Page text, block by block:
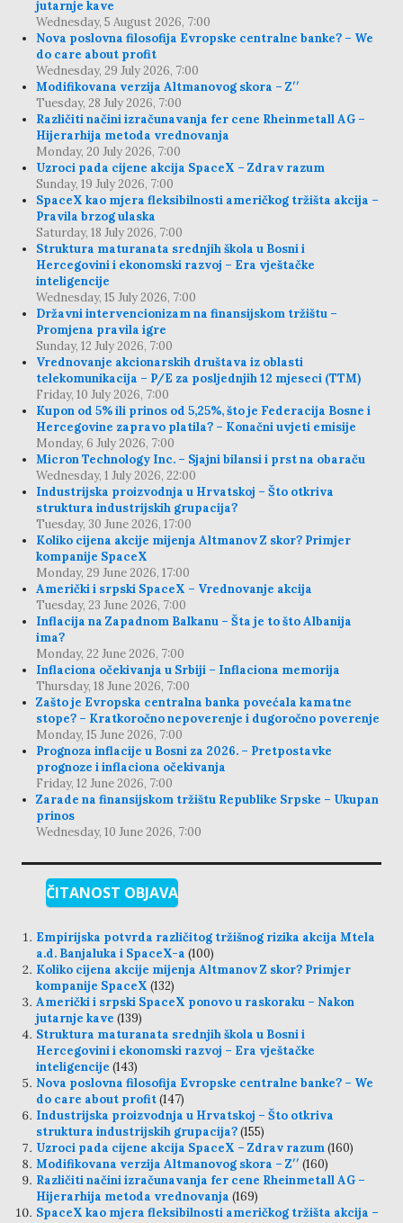
jutarnje kave
Wednesday, 5 August 2026, 7:00
Nova poslovna filosofija Evropske centralne banke? – We
do care about profit
Wednesday, 29 July 2026, 7:00
Modifikovana verzija Altmanovog skora – Z′′
Tuesday, 28 July 2026, 7:00
Različiti načini izračunavanja fer cene Rheinmetall AG –
Hijerarhija metoda vrednovanja
Monday, 20 July 2026, 7:00
Uzroci pada cijene akcija SpaceX – Zdrav razum
Sunday, 19 July 2026, 7:00
SpaceX kao mjera fleksibilnosti američkog tržišta akcija –
Pravila brzog ulaska
Saturday, 18 July 2026, 7:00
Struktura maturanata srednjih škola u Bosni i
Hercegovini i ekonomski razvoj – Era vještačke
inteligencije
Wednesday, 15 July 2026, 7:00
Državni intervencionizam na finansijskom tržištu –
Promjena pravila igre
Sunday, 12 July 2026, 7:00
Vrednovanje akcionarskih društava iz oblasti
telekomunikacija – P/E za posljednjih 12 mjeseci (TTM)
Friday, 10 July 2026, 7:00
Kupon od 5% ili prinos od 5,25%, što je Federacija Bosne i
Hercegovine zapravo platila? – Konačni uvjeti emisije
Monday, 6 July 2026, 7:00
Micron Technology Inc. – Sjajni bilansi i prst na obaraču
Wednesday, 1 July 2026, 22:00
Industrijska proizvodnja u Hrvatskoj – Što otkriva
struktura industrijskih grupacija?
Tuesday, 30 June 2026, 17:00
Koliko cijena akcije mijenja Altmanov Z skor? Primjer
kompanije SpaceX
Monday, 29 June 2026, 17:00
Američki i srpski SpaceX – Vrednovanje akcija
Tuesday, 23 June 2026, 7:00
Inflacija na Zapadnom Balkanu – Šta je to što Albanija
ima?
Monday, 22 June 2026, 7:00
Inflaciona očekivanja u Srbiji – Inflaciona memorija
Thursday, 18 June 2026, 7:00
Zašto je Evropska centralna banka povećala kamatne
stope? – Kratkoročno nepoverenje i dugoročno poverenje
Monday, 15 June 2026, 7:00
Prognoza inflacije u Bosni za 2026. – Pretpostavke
prognoze i inflaciona očekivanja
Friday, 12 June 2026, 7:00
Zarade na finansijskom tržištu Republike Srpske – Ukupan
prinos
Wednesday, 10 June 2026, 7:00
ČITANOST OBJAVA
Empirijska potvrda različitog tržišnog rizika akcija Mtela
a.d. Banjaluka i SpaceX-a (100)
Koliko cijena akcije mijenja Altmanov Z skor? Primjer
kompanije SpaceX (132)
Američki i srpski SpaceX ponovo u raskoraku – Nakon
jutarnje kave (139)
Struktura maturanata srednjih škola u Bosni i
Hercegovini i ekonomski razvoj – Era vještačke
inteligencije (143)
Nova poslovna filosofija Evropske centralne banke? – We
do care about profit(147)
Industrijska proizvodnja u Hrvatskoj – Što otkriva
struktura industrijskih grupacija?(155)
Uzroci pada cijene akcija SpaceX – Zdrav razum(160)
Modifikovana verzija Altmanovog skora – Z′′ (160)
Različiti načini izračunavanja fer cene Rheinmetall AG –
Hijerarhija metoda vrednovanja (169)
SpaceX kao mjera fleksibilnosti američkog tržišta akcija –